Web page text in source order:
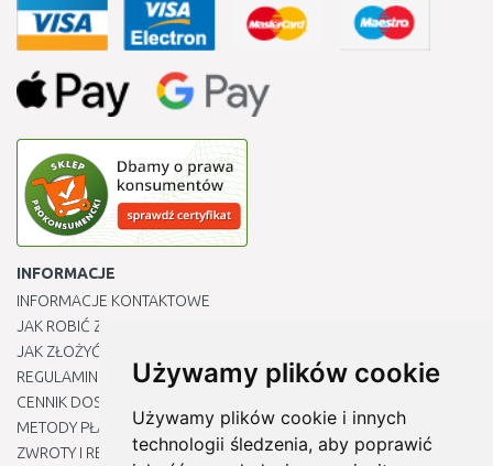
Używamy plików cookie
Używamy plików cookie i innych
technologii śledzenia, aby poprawić
INFORMACJE
INFORMACJE KONTAKTOWE
JAK ROBIĆ ZAKUPY ?
JAK ZŁOŻYĆ REKLAMACJĘ
REGULAMIN
CENNIK DOSTAWY
METODY PŁATNOŚCI
ZWROTY I REKLAMACJE PRODUKTÓW